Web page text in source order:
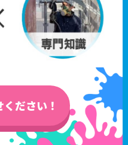
ださい！